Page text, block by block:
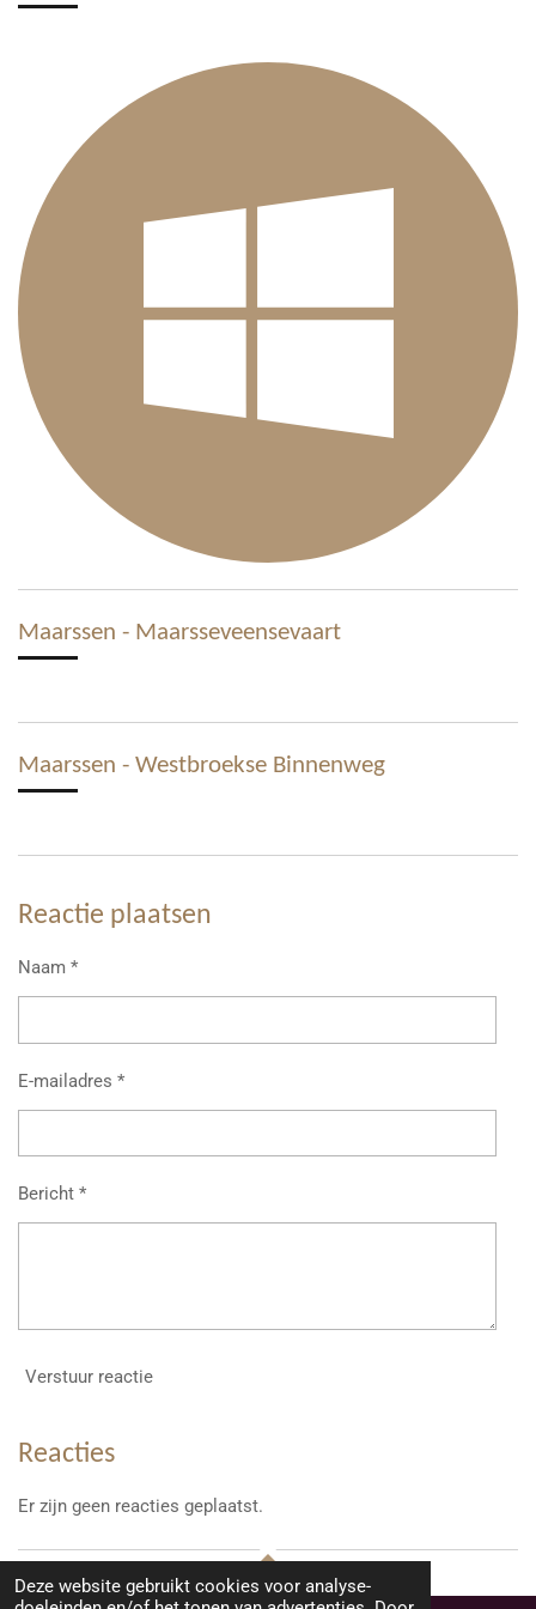
Deze website gebruikt cookies voor analyse-
Maarssen - Maarsseveensevaart
Maarssen - Westbroekse Binnenweg
Reactie plaatsen
Naam *
E-mailadres *
Bericht *
Verstuur reactie
Reacties
Er zijn geen reacties geplaatst.
TOP